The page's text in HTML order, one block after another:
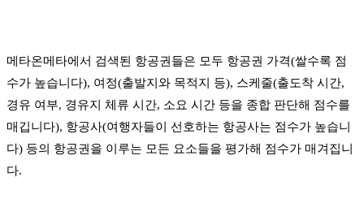
메타온메타에서 검색된 항공권들은 모두 항공권 가격(쌀수록 점
수가 높습니다), 여정(출발지와 목적지 등), 스케줄(출도착 시간,
경유 여부, 경유지 체류 시간, 소요 시간 등을 종합 판단해 점수를
매깁니다), 항공사(여행자들이 선호하는 항공사는 점수가 높습니
다) 등의 항공권을 이루는 모든 요소들을 평가해 점수가 매겨집니
다.